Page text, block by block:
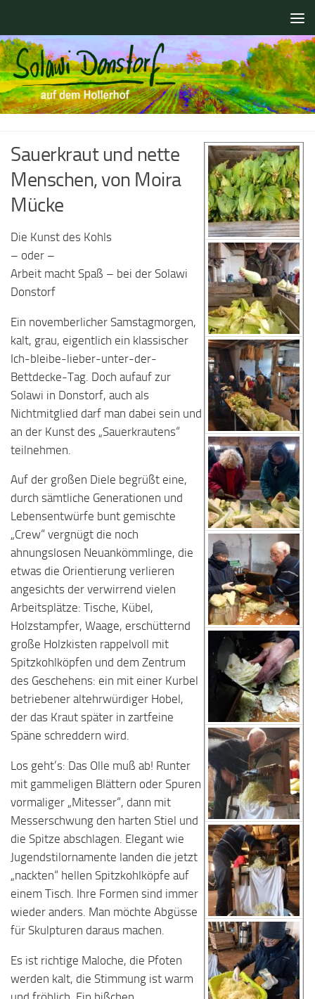
Sauerkraut und nette
Menschen, von Moira
Mücke
Die Kunst des Kohls
– oder –
Arbeit macht Spaß – bei der Solawi
Donstorf
Ein novemberlicher Samstagmorgen,
kalt, grau, eigentlich ein klassischer
Ich-bleibe-lieber-unter-der-
Bettdecke-Tag. Doch aufauf zur
Solawi in Donstorf, auch als
Nichtmitglied darf man dabei sein und
an der Kunst des „Sauerkrautens“
teilnehmen.
Auf der großen Diele begrüßt eine,
durch sämtliche Generationen und
Lebensentwürfe bunt gemischte
„Crew“ vergnügt die noch
ahnungslosen Neuankömmlinge, die
etwas die Orientierung verlieren
angesichts der verwirrend vielen
Arbeitsplätze: Tische, Kübel,
Holzstampfer, Waage, erschütternd
große Holzkisten rappelvoll mit
Spitzkohlköpfen und dem Zentrum
des Geschehens: ein mit einer Kurbel
betriebener altehrwürdiger Hobel,
der das Kraut später in zartfeine
Späne schreddern wird.
Los geht’s: Das Olle muß ab! Runter
mit gammeligen Blättern oder Spuren
vormaliger „Mitesser“, dann mit
Messerschwung den harten Stiel und
die Spitze abschlagen. Elegant wie
Jugendstilornamente landen die jetzt
„nackten“ hellen Spitzkohlköpfe auf
einem Tisch. Ihre Formen sind immer
wieder anders. Man möchte Abgüsse
für Skulpturen daraus machen.
Es ist richtige Maloche, die Pfoten
werden kalt, die Stimmung ist warm